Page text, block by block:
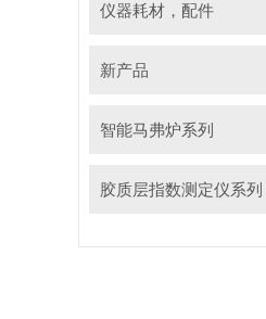
仪器耗材，配件
新产品
智能马弗炉系列
胶质层指数测定仪系列